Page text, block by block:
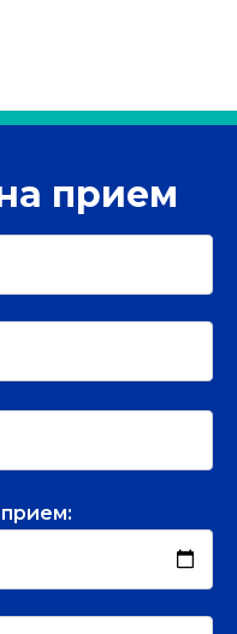
прием